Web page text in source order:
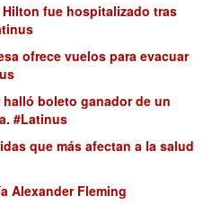
fue hospitalizado tras
ofrece vuelos para evacuar
boleto ganador de un
#Latinus
que más afectan a la salud
Alexander Fleming